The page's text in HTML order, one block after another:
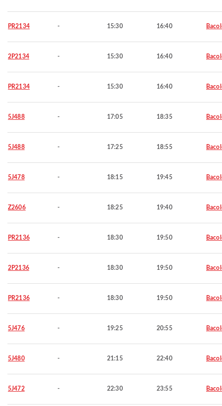
PR2134 - 15:30 16:40
2P2134 - 15:30 16:40
PR2134 - 15:30 16:40
5J488 - 17:05 18:35
5J488 - 17:25 18:55
5J478 - 18:15 19:45
Z2606 - 18:25 19:40
PR2136 - 18:30 19:50
2P2136 - 18:30 19:50
PR2136 - 18:30 19:50
5J476 - 19:25 20:55
5J480 - 21:15 22:40
5J472 - 22:30 23:55